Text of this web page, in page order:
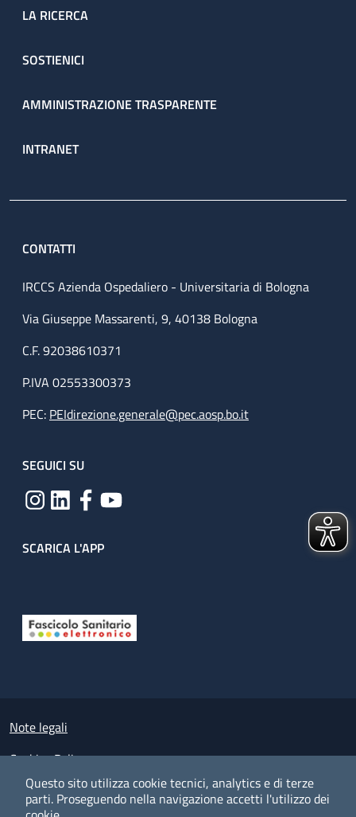
Questo sito utilizza cookie tecnici, analytics e di terze
parti. Proseguendo nella navigazione accetti l'utilizzo dei
LA RICERCA
SOSTIENICI
AMMINISTRAZIONE TRASPARENTE
INTRANET
CONTATTI
IRCCS Azienda Ospedaliero - Universitaria di Bologna
Via Giuseppe Massarenti, 9, 40138 Bologna
C.F. 92038610371
P.IVA 02553300373
PEC: PEIdirezione.generale@pec.aosp.bo.it
SEGUICI SU
SCARICA L'APP
Small prints
Note legali
Cookies Policy
Policy privacy e protezione del dato personale